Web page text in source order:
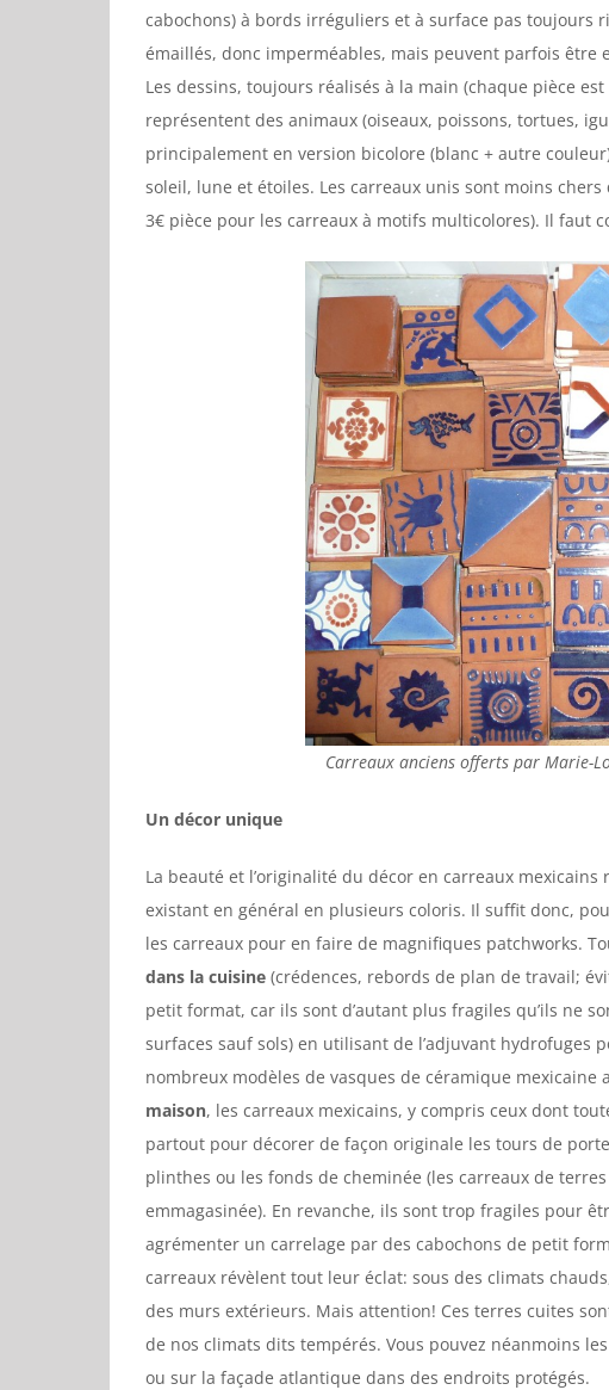
cabochons) à bords irréguliers et à surface pas
émaillés, donc imperméables, mais peuvent parfois
Les dessins, toujours réalisés à la main (chaque pièce
représentent des animaux (oiseaux, poissons, tortues,
principalement en version bicolore (blanc + autre
soleil, lune et étoiles. Les carreaux unis sont moins
3€ pièce pour les carreaux à motifs multicolores). Il faut
Carreaux anciens offerts par Marie-
Un décor unique
La beauté et l’originalité du décor en carreaux
existant en général en plusieurs coloris. Il suffit donc,
les carreaux pour en faire de magnifiques patchworks.
dans la cuisine (crédences, rebords de plan de travail;
petit format, car ils sont d’autant plus fragiles qu’ils ne
surfaces sauf sols) en utilisant de l’adjuvant hydrofuges
nombreux modèles de vasques de céramique mexicaine
maison, les carreaux mexicains, y compris ceux dont
partout pour décorer de façon originale les tours de
plinthes ou les fonds de cheminée (les carreaux de
emmagasinée). En revanche, ils sont trop fragiles pour
agrémenter un carrelage par des cabochons de petit
carreaux révèlent tout leur éclat: sous des climats
des murs extérieurs. Mais attention! Ces terres cuites
de nos climats dits tempérés. Vous pouvez néanmoins
ou sur la façade atlantique dans des endroits protégés.